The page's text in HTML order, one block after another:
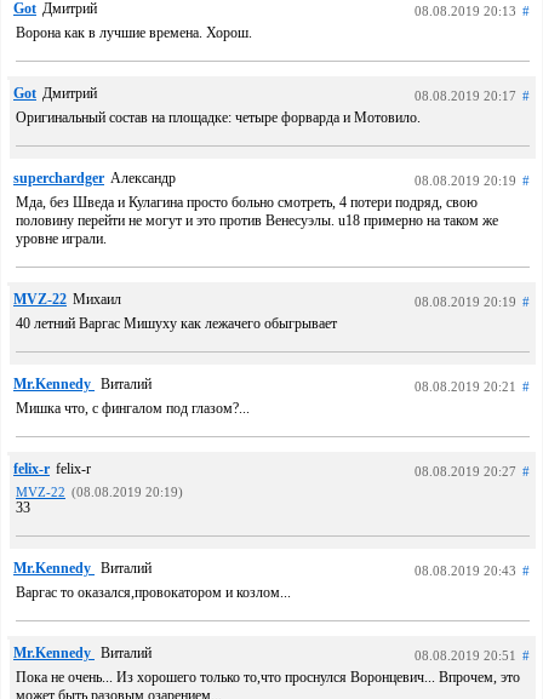
Got Дмитрий 08.08.2019 20:13 #
Ворона как в лучшие времена. Хорош.
Got Дмитрий 08.08.2019 20:17 #
Оригинальный состав на площадке: четыре форварда и Мотовило.
superchardger Александр 08.08.2019 20:19 #
Мда, без Шведа и Кулагина просто больно смотреть, 4 потери подряд, свою
половину перейти не могут и это против Венесуэлы. u18 примерно на таком же
уровне играли.
MVZ-22 Михаил 08.08.2019 20:19 #
40 летний Варгас Мишуху как лежачего обыгрывает
Mr.Kennedy Виталий 08.08.2019 20:21 #
Мишка что, с фингалом под глазом?...
felix-r felix-r 08.08.2019 20:27 #
MVZ-22 (08.08.2019 20:19)
33
Mr.Kennedy Виталий 08.08.2019 20:43 #
Варгас то оказался,провокатором и козлом...
Mr.Kennedy Виталий 08.08.2019 20:51 #
Пока не очень... Из хорошего только то,что проснулся Воронцевич... Впрочем, это